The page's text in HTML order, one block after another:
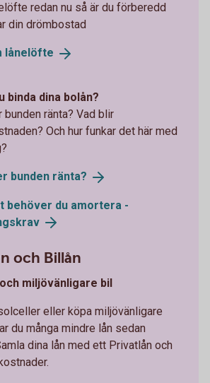
redan nu så är du förberedd
din drömbostad
lånelöfte
binda dina bolån?
bunden ränta? Vad blir
Och hur funkar det här med
bunden ränta?
behöver du amortera -
och Billån
miljövänligare bil
eller köpa miljövänligare
du många mindre lån sedan
dina lån med ett Privatlån och